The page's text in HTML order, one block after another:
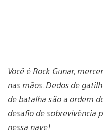
Você é Rock Gunar,
nas mãos. Dedos de
de batalha são a ordem
desafio de sobrevivência
nessa nave!